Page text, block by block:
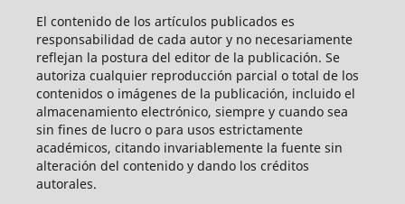
El contenido de los artículos publicados es
responsabilidad de cada autor y no necesariamente
reflejan la postura del editor de la publicación. Se
autoriza cualquier reproducción parcial o total de los
contenidos o imágenes de la publicación, incluido el
almacenamiento electrónico, siempre y cuando sea
sin fines de lucro o para usos estrictamente
académicos, citando invariablemente la fuente sin
alteración del contenido y dando los créditos
autorales.